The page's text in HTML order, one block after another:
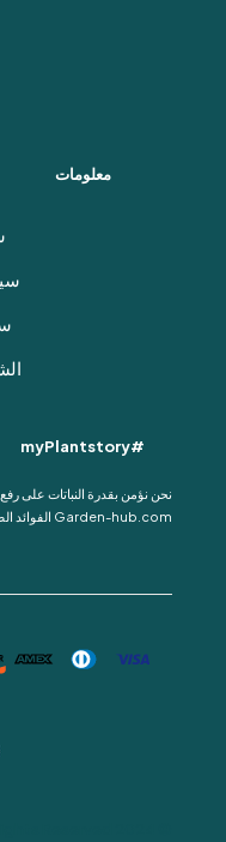
معلومات
#myPlantstory
نحن نؤمن بقدرة النباتات على
Garden-hub.com الفوائد الصحية للخضرة بأسلوب أنيق.